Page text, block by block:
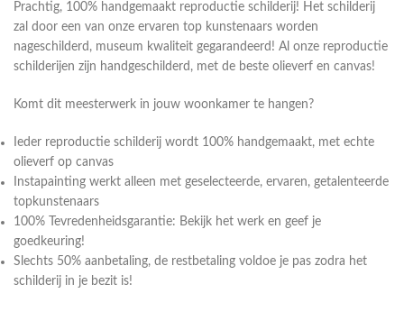
Prachtig, 100% handgemaakt reproductie schilderij! Het schilderij
zal door een van onze ervaren top kunstenaars worden
nageschilderd, museum kwaliteit gegarandeerd! Al onze reproductie
schilderijen zijn handgeschilderd, met de beste olieverf en canvas!
Komt dit meesterwerk in jouw woonkamer te hangen?
Ieder reproductie schilderij wordt 100% handgemaakt, met echte
olieverf op canvas
Instapainting werkt alleen met geselecteerde, ervaren, getalenteerde
topkunstenaars
100% Tevredenheidsgarantie: Bekijk het werk en geef je
goedkeuring!
Slechts 50% aanbetaling, de restbetaling voldoe je pas zodra het
schilderij in je bezit is!